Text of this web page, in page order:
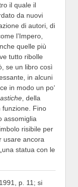
il quale il
da nuovi
di autori, di
l’Impero,
quelle più
tutto ribolle
se un libro così
in alcuni
in modo un po‘
, della
funzione. Fino
assomiglia
risibile per
usare ancora
statua con le
p. 11; si